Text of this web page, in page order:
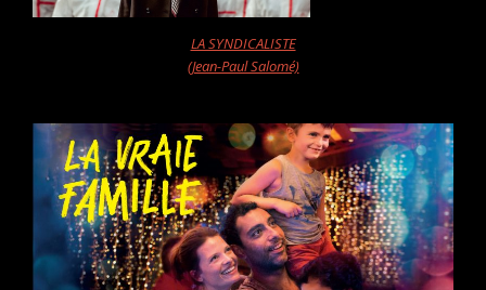
LA SYNDICALISTE
(Jean-Paul Salomé)